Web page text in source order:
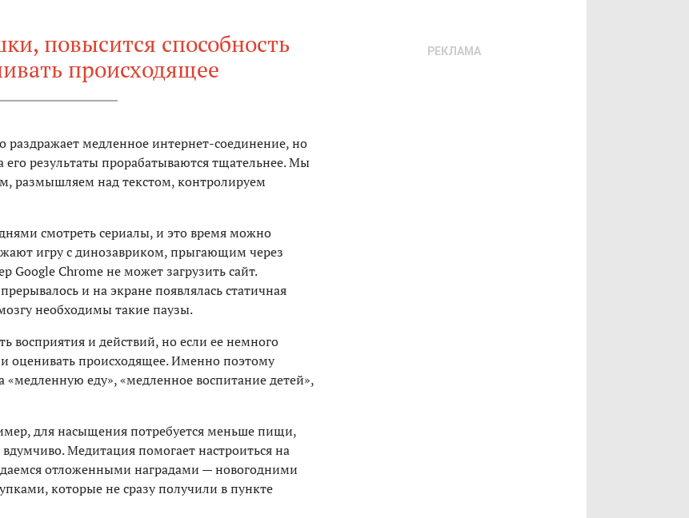
повысится способность
происходящее
раздражает медленное интернет-соединение, но
результаты прорабатываются тщательнее. Мы
размышляем над текстом, контролируем
смотреть сериалы, и это время можно
игру с динозавриком, прыгающим через
Google Chrome не может загрузить сайт.
и на экране появлялась статичная
необходимы такие паузы.
восприятия и действий, но если ее немного
оценивать происходящее. Именно поэтому
еду», «медленное воспитание детей»,
для насыщения потребуется меньше пищи,
Медитация помогает настроиться на
отложенными наградами — новогодними
которые не сразу получили в пункте